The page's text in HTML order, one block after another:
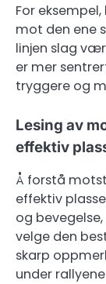
For
mot den ene
linjen slag
er mer
tryggere og
Lesing av
effektiv
Å forstå
effektiv
og
velge den
skarp
under